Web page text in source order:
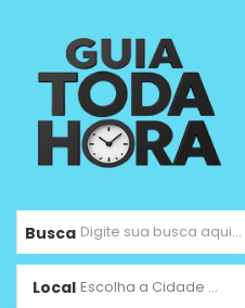
Busca
Local Escolha a Cidade ...